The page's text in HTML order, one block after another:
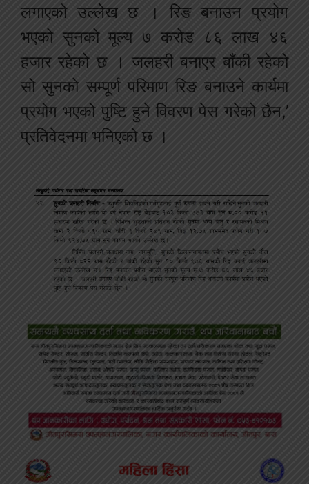
लगाएको उल्लेख छ । रिङ बनाउन प्रयोग
भएको सुनको मूल्य ७ करोड ८६ लाख ४६
हजार रहेको छ । जलहरी बनाएर बाँकी रहेको
सो सुनको सम्पूर्ण परिमाण रिङ बनाउने कार्यमा
प्रयोग भएको पुष्टि हुने विवरण पेस गरेको छैन,’
प्रतिवेदनमा भनिएको छ ।